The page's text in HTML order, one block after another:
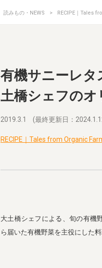
読みもの・NEWS RECIPE｜Tales
有機サニーレタ
土橋シェフの
2019.3.1 (最終更新日：
RECIPE｜Tales from Organic
大土橋シェフによる、旬の有機
ら届いた有機野菜を主役にした料